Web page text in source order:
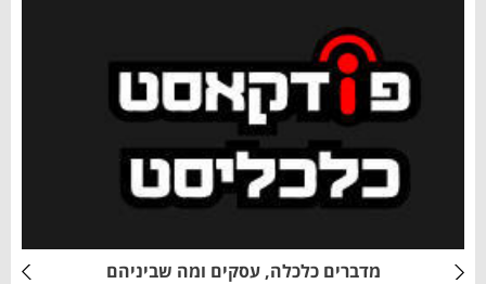
מדברים כלכלה, עסקים ומה שביניהם